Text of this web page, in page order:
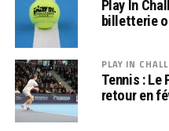
Play In
billetterie
PLAY IN
Tennis : Le
retour en